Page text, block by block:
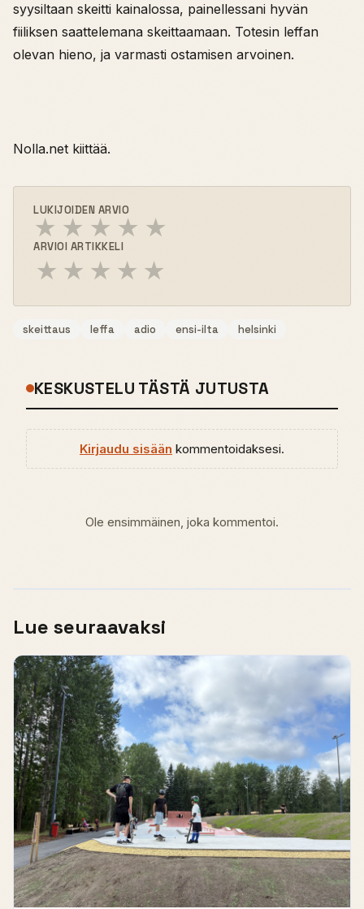
syysiltaan skeitti kainalossa, painellessani hyvän
fiiliksen saattelemana skeittaamaan. Totesin leffan
olevan hieno, ja varmasti ostamisen arvoinen.
Nolla.net kiittää.
LUKIJOIDEN ARVIO
★ ★ ★ ★ ★
ARVIOI ARTIKKELI
★ ★ ★ ★ ★
skeittaus leffa adio ensi-ilta helsinki
KESKUSTELU TÄSTÄ JUTUSTA
Kirjaudu sisään kommentoidaksesi.
Ole ensimmäinen, joka kommentoi.
Lue seuraavaksi